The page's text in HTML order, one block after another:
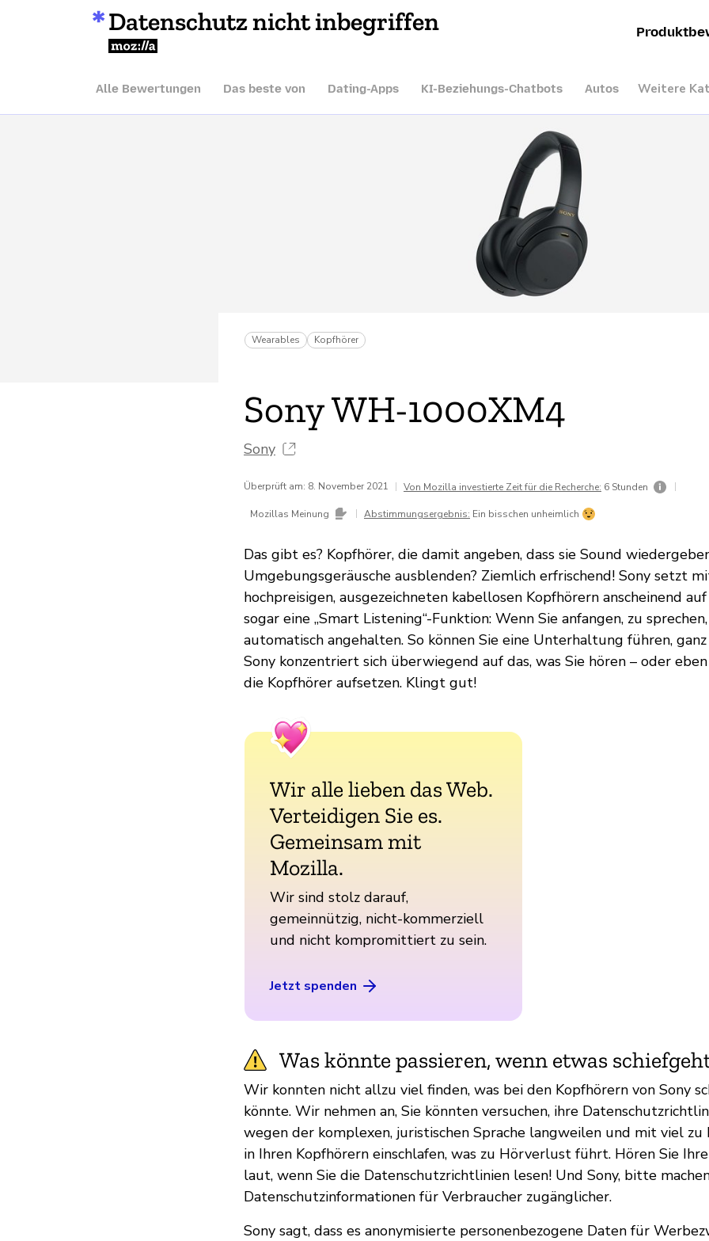
Datenschutz nicht inbegriffen
Mozilla
Alle Bewertungen Das beste von Dating-Apps KI-Beziehungs-Chatbots Autos Weitere
Wearables Kopfhörer
Sony WH-1000XM4
Sony
Überprüft am: 8. November 2021 | Von Mozilla investierte Zeit für die Recherche: 6 Stunden |
Mozillas Meinung | Abstimmungsergebnis: Ein bisschen unheimlich
Das gibt es? Kopfhörer, die damit angeben, dass sie Sound
Umgebungsgeräusche ausblenden? Ziemlich erfrischend! Sony setzt
hochpreisigen, ausgezeichneten kabellosen Kopfhörern anscheinend
sogar eine „Smart Listening“-Funktion: Wenn Sie anfangen, zu
automatisch angehalten. So können Sie eine Unterhaltung führen,
Sony konzentriert sich überwiegend auf das, was Sie hören – oder
die Kopfhörer aufsetzen. Klingt gut!
Wir alle lieben das Web.
Verteidigen Sie es.
Gemeinsam mit
Mozilla.
Wir sind stolz darauf,
gemeinnützig, nicht-kommerziell
und nicht kompromittiert zu sein.
Jetzt spenden
Was könnte passieren, wenn etwas
Wir konnten nicht allzu viel finden, was bei den Kopfhörern von Sony
könnte. Wir nehmen an, Sie könnten versuchen, ihre
wegen der komplexen, juristischen Sprache langweilen und mit viel zu
in Ihren Kopfhörern einschlafen, was zu Hörverlust führt. Hören Sie
laut, wenn Sie die Datenschutzrichtlinien lesen! Und Sony, bitte
Datenschutzinformationen für Verbraucher zugänglicher.
Sony sagt, dass es anonymisierte personenbezogene Daten für